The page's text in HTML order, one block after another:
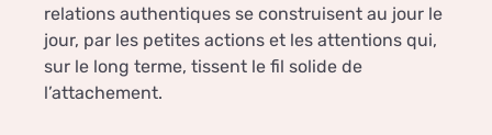
relations authentiques se construisent au jour le
jour, par les petites actions et les attentions qui,
sur le long terme, tissent le fil solide de
l’attachement.